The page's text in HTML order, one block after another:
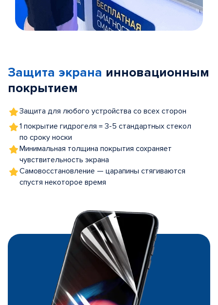
5
Защита экрана инновационным
покрытием
Защита для любого устройства со всех сторон
1 покрытие гидрогеля = 3-5 стандартных стекол
по сроку носки
Минимальная толщина покрытия сохраняет
чувствительность экрана
Самовосстановление — царапины стягиваются
спустя некоторое время